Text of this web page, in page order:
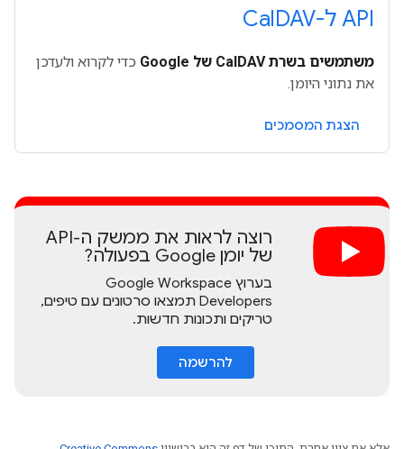
API ל-Cal DAV
משתמשים בשרת CalDAV של Google
כדי לקרוא ולעדכן
את נתוני היומן.
הצגת המסמכים
רוצה לראות את ממשק ה-API
של יומן Google בפעולה?
בערוץ Google Workspace
Developers תמצאו סרטונים עם טיפים,
טריקים ותכונות חדשות.
להרשמה